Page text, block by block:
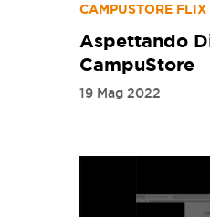
CAMPUSTORE FLIX
Aspettando
CampuStore
19 Mag 2022